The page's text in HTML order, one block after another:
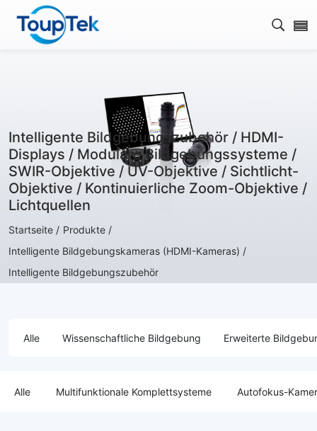
Open
Intelligente Bildgebungszubehör / HDMI-
Displays / Modulare Bildgebungssysteme /
SWIR-Objektive / UV-Objektive / Sichtlicht-
Objektive / Kontinuierliche Zoom-Objektive /
Lichtquellen
Startseite / Produkte /
Intelligente Bildgebungskameras (HDMI-Kameras) /
Intelligente Bildgebungszubehör
Alle Wissenschaftliche Bildgebung Erweiterte
Alle Multifunktionale Komplettsysteme Autofokus-